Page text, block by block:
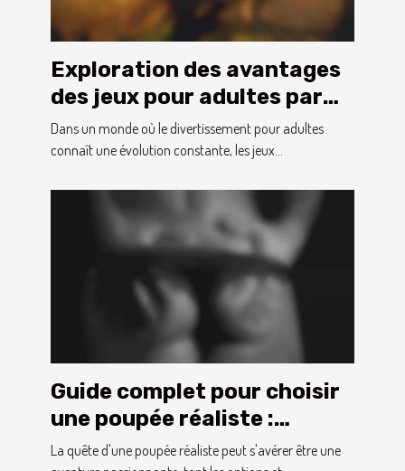
Exploration des avantages
des jeux pour adultes par
rapport aux vidéos
traditionnelles
Dans un monde où le divertissement pour adultes
connaît une évolution constante, les jeux...
Guide complet pour choisir
une poupée réaliste :
matériaux, entretien et
La quête d'une poupée réaliste peut s'avérer être une